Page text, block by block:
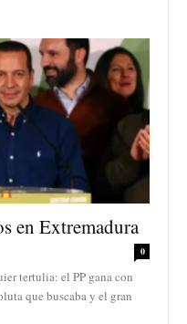
en Extremadura
0
tertulia: el PP gana con
que buscaba y el gran